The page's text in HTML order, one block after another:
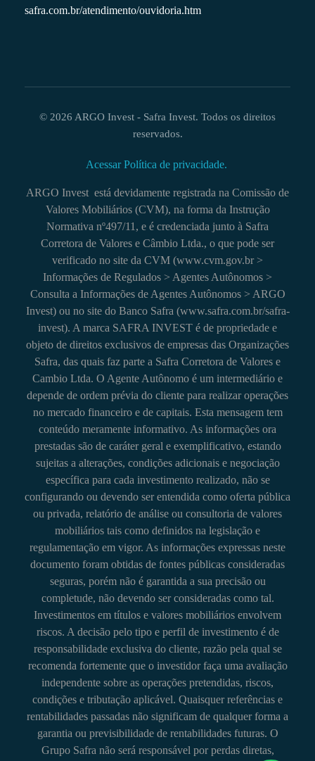
safra.com.br/atendimento/ouvidoria.htm
© 2026 ARGO Invest - Safra Invest. Todos os direitos
reservados.
Acessar Política de privacidade.
ARGO Invest está devidamente registrada na Comissão de
Valores Mobiliários (CVM), na forma da Instrução
Normativa nº497/11, e é credenciada junto à Safra
Corretora de Valores e Câmbio Ltda., o que pode ser
verificado no site da CVM (www.cvm.gov.br >
Informações de Regulados > Agentes Autônomos >
Consulta a Informações de Agentes Autônomos > ARGO
Invest) ou no site do Banco Safra (www.safra.com.br/safra-
invest). A marca SAFRA INVEST é de propriedade e
objeto de direitos exclusivos de empresas das Organizações
Safra, das quais faz parte a Safra Corretora de Valores e
Cambio Ltda. O Agente Autônomo é um intermediário e
depende de ordem prévia do cliente para realizar operações
no mercado financeiro e de capitais. Esta mensagem tem
conteúdo meramente informativo. As informações ora
prestadas são de caráter geral e exemplificativo, estando
sujeitas a alterações, condições adicionais e negociação
específica para cada investimento realizado, não se
configurando ou devendo ser entendida como oferta pública
ou privada, relatório de análise ou consultoria de valores
mobiliários tais como definidos na legislação e
regulamentação em vigor. As informações expressas neste
documento foram obtidas de fontes públicas consideradas
seguras, porém não é garantida a sua precisão ou
completude, não devendo ser consideradas como tal.
Investimentos em títulos e valores mobiliários envolvem
riscos. A decisão pelo tipo e perfil de investimento é de
responsabilidade exclusiva do cliente, razão pela qual se
recomenda fortemente que o investidor faça uma avaliação
independente sobre as operações pretendidas, riscos,
condições e tributação aplicável. Quaisquer referências e
rentabilidades passadas não significam de qualquer forma a
garantia ou previsibilidade de rentabilidades futuras. O
Grupo Safra não será responsável por perdas diretas,